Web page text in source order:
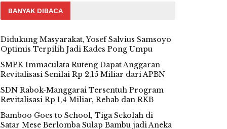
BANYAK DIBACA
Didukung Masyarakat, Yosef Salvius Samsoyo
Optimis Terpilih Jadi Kades Pong Umpu
SMPK Immaculata Ruteng Dapat Anggaran
Revitalisasi Senilai Rp 2,15 Miliar dari APBN
SDN Rabok-Manggarai Tersentuh Program
Revitalisasi Rp 1,4 Miliar, Rehab dan RKB
Bamboo Goes to School, Tiga Sekolah di
Satar Mese Berlomba Sulap Bambu jadi Aneka